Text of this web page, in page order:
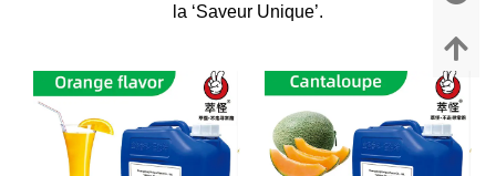
la ‘Saveur Unique’.